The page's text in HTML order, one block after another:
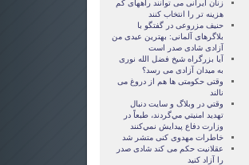
زنان ايرانی می توانند راههای کم
هزينه تر را انتخاب کنند
حنیف مزروعی در گفتگو با
بلاگرهای آلمانی: بهترین عیدی من
آزادی شادی صدر است
آيا بزرگراه شيخ فضل الله نوری
به ميدان آزادی می رسد؟
وقتی حکومتی ها هم از دروغ می
نالند
وقتي در وبلاگ و سايت دنبال
تهديد امنيتي مي‌گردند، طبعاً در
وزارت دفاع پيدايش نمي‌كنند
خاطرات مهدوی كنی متشر شد
عقلانيت حکم می کند شادی صدر
را آزاد کنيد